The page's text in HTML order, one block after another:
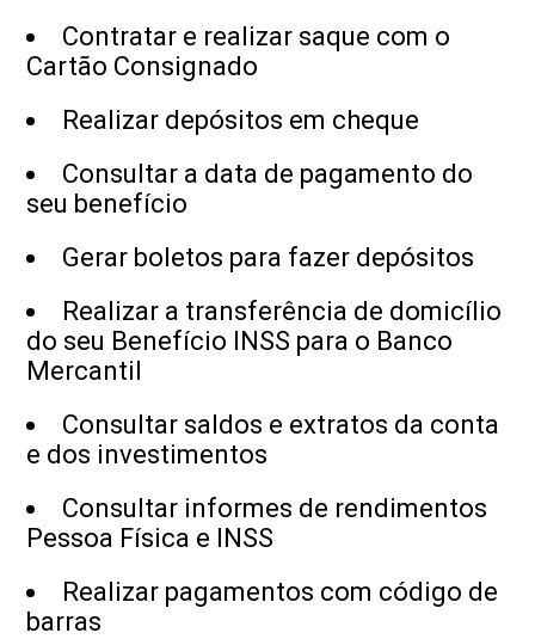
Contratar e realizar saque com o
Cartão Consignado
Realizar depósitos em cheque
Consultar a data de pagamento do
seu benefício
Gerar boletos para fazer depósitos
Realizar a transferência de domicílio
do seu Benefício INSS para o Banco
Mercantil
Consultar saldos e extratos da conta
e dos investimentos
Consultar informes de rendimentos
Pessoa Física e INSS
Realizar pagamentos com código de
barras